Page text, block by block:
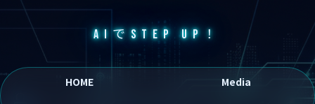
AIでSTEP UP！
HOME
Media